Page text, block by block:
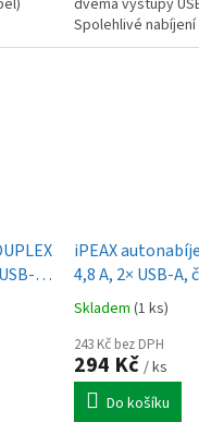
dvěma výstupy
Spolehlivé
i příslušenství
C,
iPEAX
4,8 A, 2× USB-A,
Skladem (1 ks)
243 Kč bez DPH
294 Kč / ks
Do košíku